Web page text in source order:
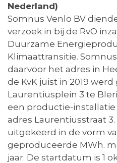
Nederland)
Somnus Venlo BV
verzoek in bij de RvO
Duurzame
Klimaattransitie.
daarvoor het adres in
de KvK juist in 2019
Laurentiusplein 3 te
een productie-
adres Laurentiusstraat
uitgekeerd in de vorm
geproduceerde MWh.
jaar. De startdatum is 1